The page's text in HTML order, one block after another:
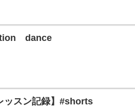
dance
ッスン記録】#shorts